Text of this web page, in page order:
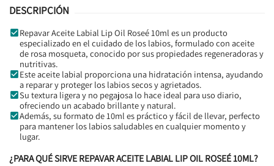
DESCRIPCIÓN
Repavar Aceite Labial Lip Oil Roseé 10ml es un producto
especializado en el cuidado de los labios, formulado con aceite
de rosa mosqueta, conocido por sus propiedades regeneradoras y
nutritivas.
Este aceite labial proporciona una hidratación intensa, ayudando
a reparar y proteger los labios secos y agrietados.
Su textura ligera y no pegajosa lo hace ideal para uso diario,
ofreciendo un acabado brillante y natural.
Además, su formato de 10ml es práctico y fácil de llevar, perfecto
para mantener los labios saludables en cualquier momento y
lugar.
¿PARA QUÉ SIRVE REPAVAR ACEITE LABIAL LIP OIL ROSEÉ 10ML?